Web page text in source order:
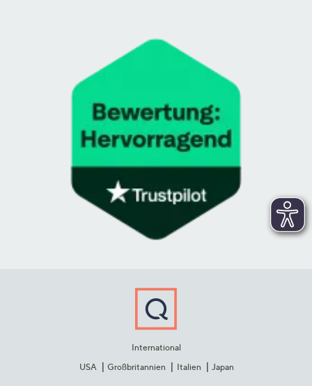
International
USA
Großbritannien Italien Japan